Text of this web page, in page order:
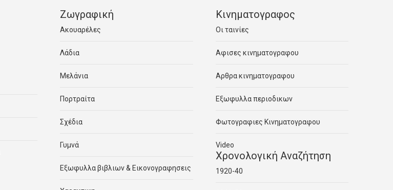
Ζωγραφική
Ακουαρέλες
Λάδια
Μελάνια
Πορτραίτα
Σχέδια
Γυμνά
Εξωφυλλα βιβλιων & Εικονογραφησεις
Κινηματογραφος
Οι ταινίες
Αφισες κινηματογραφου
Αρθρα κινηματογραφου
Εξωφυλλα περιοδικων
Φωτογραφιες Κινηματογραφου
Video
Χρονολογική Αναζήτηση
1920-40